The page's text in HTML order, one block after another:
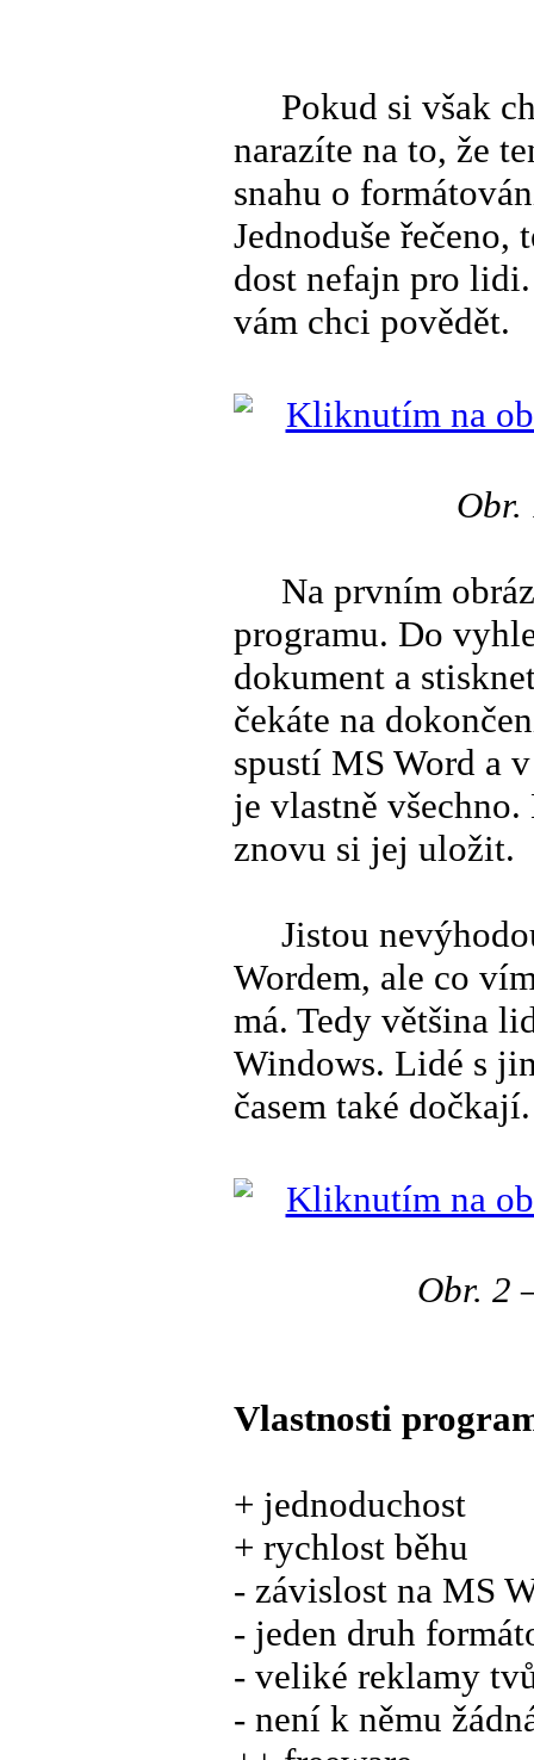
Pokud si však
narazíte na to, že
snahu o
Jednoduše
dost nefajn pro
vám chci povědět.
Obr.
Na prvním
programu. Do
dokument a
čekáte na
spustí MS Word a
je vlastně
znovu si jej uložit.
Jistou
Wordem, ale co
má. Tedy většina
Windows. Lidé s
časem také dočkají.
Obr. 2
Vlastnosti
+ jednoduchost
+ rychlost běhu
- závislost na MS
- jeden druh
- veliké reklamy
- není k němu